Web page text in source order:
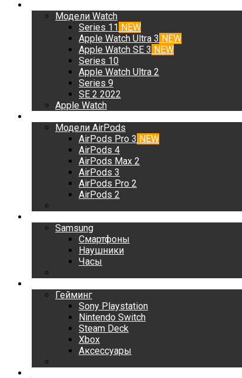
Модели Watch
Series 11 NEW
Apple Watch Ultra 3 NEW
Apple Watch SE 3 NEW
Series 10
Apple Watch Ultra 2
Series 9
SE 2 2022
Apple Watch
Модели AirPods
AirPods Pro 3 NEW
AirPods 4
AirPods Max 2
AirPods 3
AirPods Pro 2
AirPods 2
Samsung
Смартфоны
Наушники
Часы
Гейминг
Sony Playstation
Nintendo Switch
Steam Deck
Xbox
Аксессуары